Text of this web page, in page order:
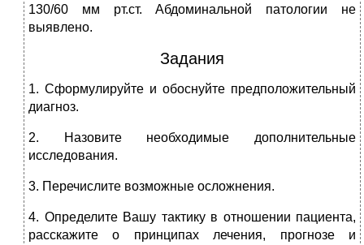
130/60 мм рт.ст. Абдоминальной патологии не
выявлено.
Задания
1. Сформулируйте и обоснуйте предположительный
диагноз.
2. Назовите необходимые дополнительные
исследования.
3. Перечислите возможные осложнения.
4. Определите Вашу тактику в отношении пациента,
расскажите о принципах лечения, прогнозе и